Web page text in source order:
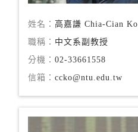
姓名：高嘉謙 Chia-Cian Ko
職稱： 中文系副教授
分機：02-33661558
信箱：ccko@ntu.edu.tw